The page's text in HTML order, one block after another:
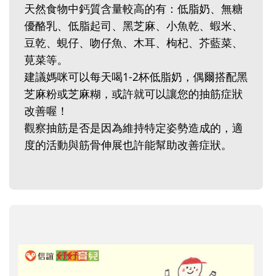
天然食物中鈣質含量較高的有：低脂奶、無糖
優酪乳、低脂起司、黑芝麻、小魚乾、蝦米、
豆乾、蜆仔、吻仔魚、木耳、枸杞、芥藍菜、
莧菜等。
建議媽咪可以每天喝1-2杯低脂奶，偶爾搭配黑
芝麻粉或芝麻糊，或許就可以讓您的抽筋症狀
改善喔！
觀察抽筋是否是因為維持特定姿勢造成的，適
度的活動與筋骨伸展也許能幫助改善症狀。